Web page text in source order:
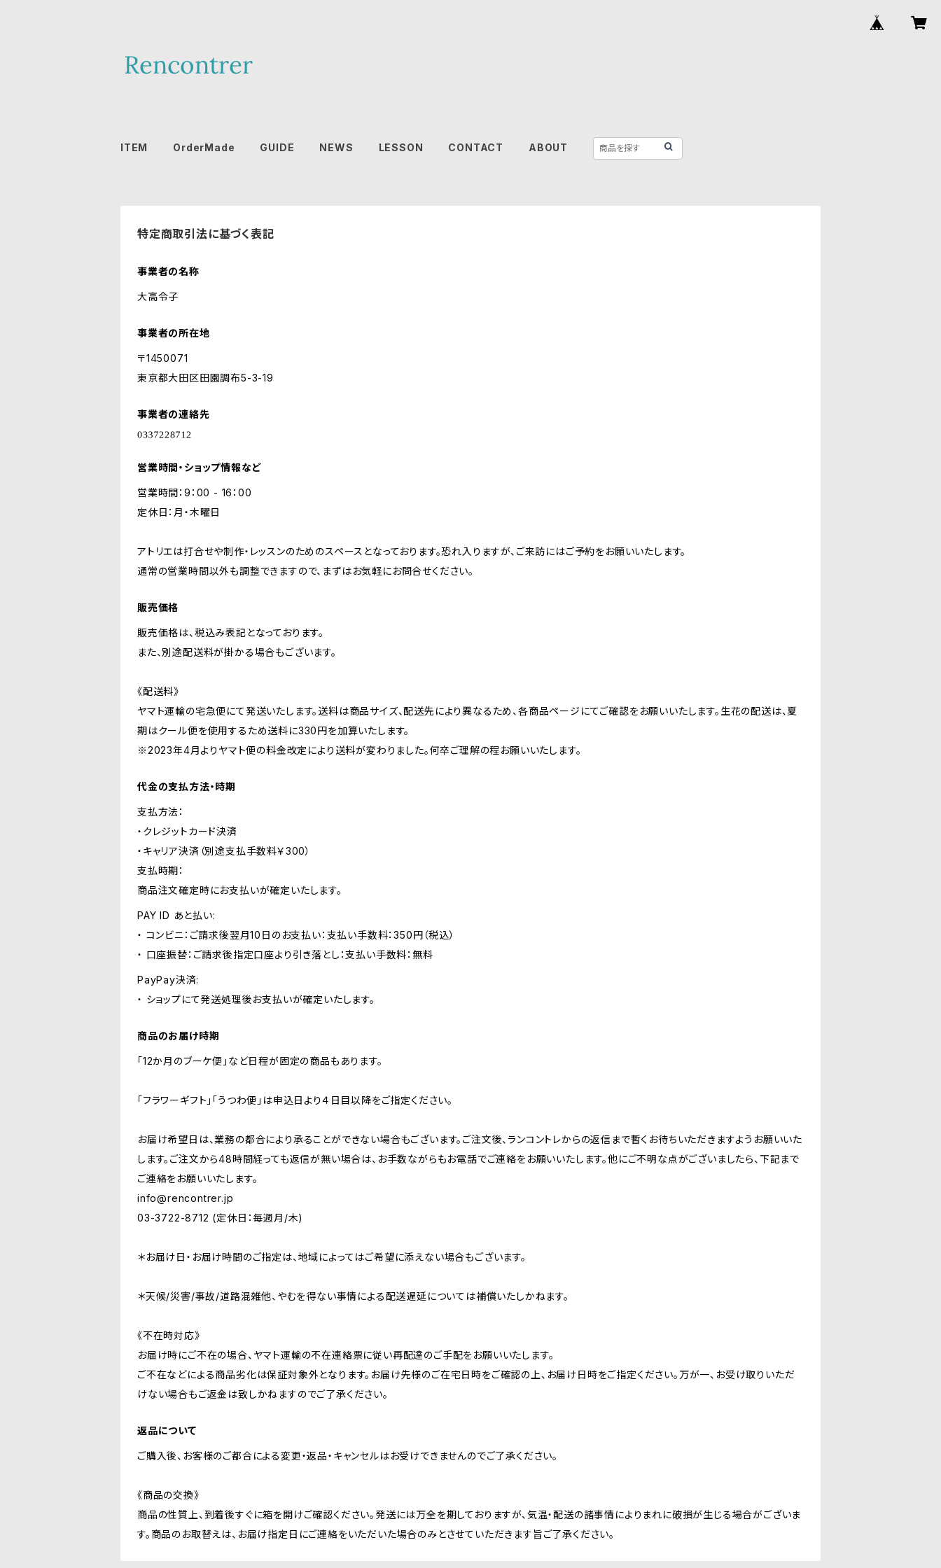
ITEM OrderMade GUIDE NEWS LESSON CONTACT ABOUT
特定商取引法に基づく表記
事業者の名称
大高令子
事業者の所在地
〒1450071
東京都大田区田園調布5-3-19
事業者の連絡先
営業時間・ショップ情報など
営業時間：9：00 - 16：00
定休日：月・木曜日
アトリエは打合せや制作・レッスンのためのスペースとなっております。恐れ入りますが、ご来訪にはご予約をお願いいたします。
通常の営業時間以外も調整できますので、まずはお気軽にお問合せください。
販売価格
販売価格は、税込み表記となっております。
また、別途配送料が掛かる場合もございます。
《配送料》
ヤマト運輸の宅急便にて発送いたします。送料は商品サイズ、配送先により異なるため、各商品ページにてご確認をお願いいたします。生花の配送は、夏
期はクール便を使用するため送料に330円を加算いたします。
※2023年4月よりヤマト便の料金改定により送料が変わりました。何卒ご理解の程お願いいたします。
代金の支払方法・時期
支払方法：
・クレジットカード決済
・キャリア決済（別途支払手数料￥300）
支払時期：
商品注文確定時にお支払いが確定いたします。
PAY ID あと払い:
・ コンビニ：ご請求後翌月10日のお支払い：支払い手数料：350円（税込）
・ 口座振替：ご請求後指定口座より引き落とし：支払い手数料：無料
PayPay決済:
・ ショップにて発送処理後お支払いが確定いたします。
商品のお届け時期
「12か月のブーケ便」など日程が固定の商品もあります。
「フラワーギフト」「うつわ便」は申込日より４日目以降をご指定ください。
お届け希望日は、業務の都合により承ることができない場合もございます。ご注文後、ランコントレからの返信まで暫くお待ちいただきますようお願いいた
します。ご注文から48時間経っても返信が無い場合は、お手数ながらもお電話でご連絡をお願いいたします。他にご不明な点がございましたら、下記まで
ご連絡をお願いいたします。
info@rencontrer.jp
03-3722-8712 (定休日：毎週月/木)
＊お届け日・お届け時間のご指定は、地域によってはご希望に添えない場合もございます。
＊天候/災害/事故/道路混雑他、やむを得ない事情による配送遅延については補償いたしかねます。
《不在時対応》
お届け時にご不在の場合、ヤマト運輸の不在連絡票に従い再配達のご手配をお願いいたします。
ご不在などによる商品劣化は保証対象外となります。お届け先様のご在宅日時をご確認の上、お届け日時をご指定ください。万が一、お受け取りいただ
けない場合もご返金は致しかねますのでご了承ください。
返品について
ご購入後、お客様のご都合による変更・返品・キャンセルはお受けできませんのでご了承ください。
《商品の交換》
商品の性質上、到着後すぐに箱を開けご確認ください。発送には万全を期しておりますが、気温・配送の諸事情によりまれに破損が生じる場合がございま
す。商品のお取替えは、お届け指定日にご連絡をいただいた場合のみとさせていただきます旨ご了承ください。